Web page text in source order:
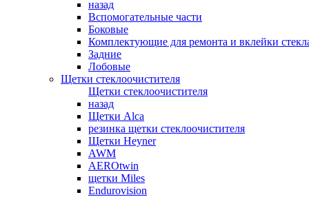
назад
Вспомогательные части
Боковые
Комплектующие для ремонта и вклейки
Задние
Лобовые
Щетки стеклоочистителя
Щетки стеклоочистителя
назад
Щетки Alca
резинка щетки стеклоочистителя
Щетки Heyner
AWM
AEROtwin
щетки Miles
Endurovision